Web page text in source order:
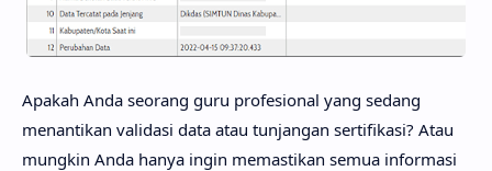
Apakah Anda seorang guru profesional yang sedang
menantikan validasi data atau tunjangan sertifikasi? Atau
mungkin Anda hanya ingin memastikan semua informasi